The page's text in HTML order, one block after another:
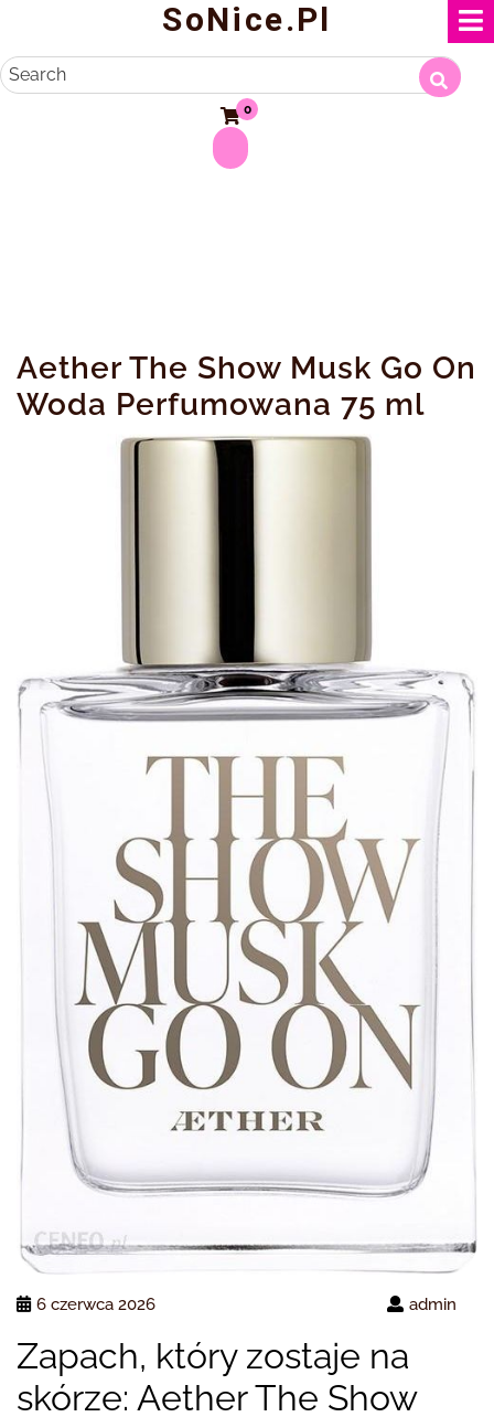
content
SoNice.pl
Search
0
Aether The Show Musk Go On
Woda Perfumowana 75 ml
6 czerwca 2026 admin
Zapach, który zostaje na
skórze: Aether The Show